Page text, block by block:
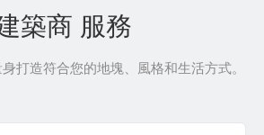
築商 服務
打造符合您的地塊、風格和生活方式。